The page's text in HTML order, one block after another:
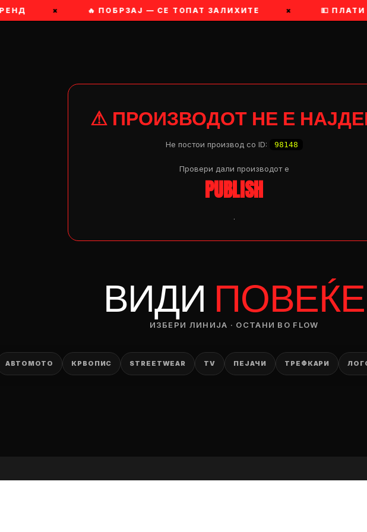
× 🔥 ПОБРЗАЈ — СЕ ТОПАТ ЗАЛИХИТЕ × 💵
⚠ ПРОИЗВОДОТ НЕ Е
Не постои производ со ID: 98148
Провери дали производот e
PUBLISH
.
ВИДИ ПОВЕЌЕ
ИЗБЕРИ ЛИНИЈА · ОСТАНИ ВО FLOW
АВТОМОТО КРВОПИС STREETWEAR TV ПЕЈАЧИ ТРЕФКАРИ
— ден
ПЛАТИ ПРИ ДОСТАВА ВО КЕШ